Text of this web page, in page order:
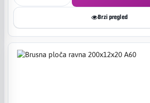
Brzi pregled